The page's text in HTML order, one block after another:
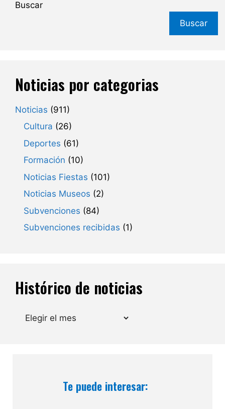
Buscar
Buscar
Noticias por categorias
Noticias (911)
Cultura (26)
Deportes (61)
Formación (10)
Noticias Fiestas (101)
Noticias Museos (2)
Subvenciones (84)
Subvenciones recibidas (1)
Histórico de noticias
Archivos
Te puede interesar: